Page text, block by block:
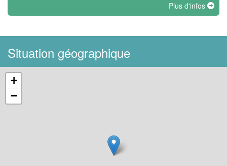
Plus d'infos
Situation géographique
+
−